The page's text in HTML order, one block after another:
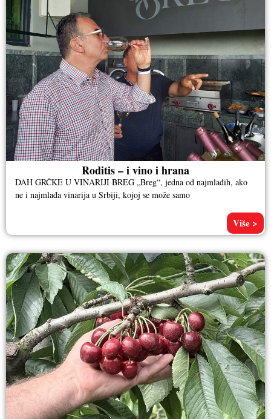
Roditis – i vino i hrana
DAH GRČKE U VINARIJI BREG „Breg“, jedna od najmlađih, ako
ne i najmlađa vinarija u Srbiji, kojoj se može samo
Više >